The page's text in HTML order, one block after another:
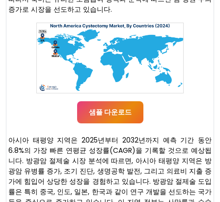
증가로 시장을 선도하고 있습니다.
샘플 다운로드
아시아 태평양 지역은 2025년부터 2032년까지 예측 기간 동안
6.8%의 가장 빠른 연평균 성장률(CAGR)을 기록할 것으로 예상됩
니다. 방광암 절제술 시장 분석에 따르면, 아시아 태평양 지역은 방
광암 유병률 증가, 조기 진단, 생명공학 발전, 그리고 의료비 지출 증
가에 힘입어 상당한 성장을 경험하고 있습니다. 방광암 절제술 도입
률은 특히 중국, 인도, 일본, 한국과 같이 연구 개발을 선도하는 국가